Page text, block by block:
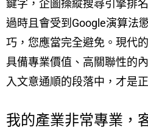
鍵字，企圖操縱搜尋引擎排
過時且會受到Google演算法
巧，您應當完全避免。現代
具備專業價值、高關聯性的
入文意通順的段落中，才是
我的產業非常專業，